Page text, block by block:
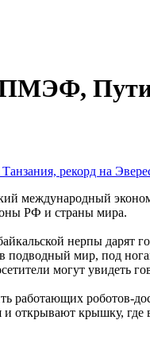
международный
РФ и страны мира.
нерпы дарят
подводный мир, под
могут увидеть
роботов-
открывают крышку, где